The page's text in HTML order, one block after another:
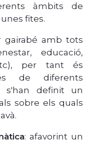
àmbits de
fites.
gairabé amb tots
educació,
per tant és
de diferents
s'han definit un
sobre els quals
: afavorint un